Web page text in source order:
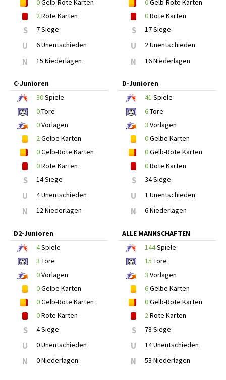
0Gelb-Rote Karten
2Rote Karten
S 7 Siege
U 6 Unentschieden
N 15 Niederlagen
0Gelb-Rote Karten
0Rote Karten
S 17 Siege
U 2 Unentschieden
N 16 Niederlagen
C-Junioren
30Spiele
0Tore
0Vorlagen
2Gelbe Karten
0Gelb-Rote Karten
0Rote Karten
S 14 Siege
U 4 Unentschieden
N 12 Niederlagen
D-Junioren
41 Spiele
6Tore
3 Vorlagen
0Gelbe Karten
0Gelb-Rote Karten
0Rote Karten
S 34 Siege
U 1 Unentschieden
N 6 Niederlagen
D2-Junioren
4Spiele
3 Tore
0Vorlagen
0Gelbe Karten
0Gelb-Rote Karten
0Rote Karten
S 4 Siege
U 0 Unentschieden
N 0 Niederlagen
ALLE MANNSCHAFTEN
144Spiele
15 Tore
3 Vorlagen
6Gelbe Karten
0Gelb-Rote Karten
2Rote Karten
S 78 Siege
U 14 Unentschieden
N 53 Niederlagen